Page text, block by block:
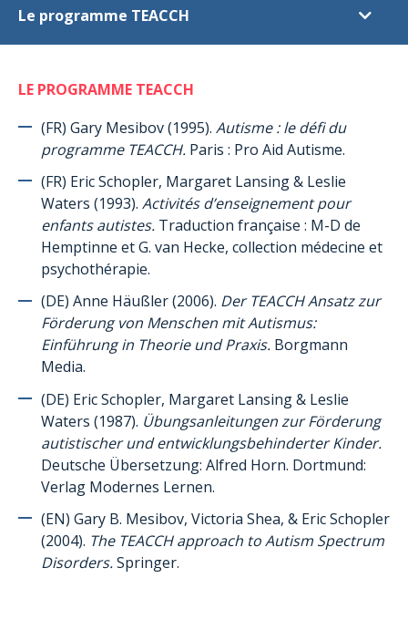
Ressources & Outils
Le programme TEACCH
Introduction
Autisme
Le syndrome d’Asperger (en général)
Le syndrome d’Asperger (chez les femmes et les filles)
Le programme TEACCH
ABA (Applied Behaviour Analysis) = Analyse appliquée du
comportement
Autonomie
Compétences sociales
Pragmatique du langage / Communication
Enseignement
Puberté/Sexualité
Sensorialité
Pour expliquer l’autisme à la personne présentant de l’autisme
Pour expliquer l’autisme aux frères et sœurs/pairs de l’enfant
présentant de l’autisme
Expériences et témoignages
LE PROGRAMME TEACCH
(FR) Gary Mesibov (1995). Autisme : le défi du
programme TEACCH. Paris : Pro Aid Autisme.
(FR) Eric Schopler, Margaret Lansing & Leslie
Waters (1993). Activités d’enseignement pour
enfants autistes. Traduction française : M-D de
Hemptinne et G. van Hecke, collection médecine et
psychothérapie.
(DE) Anne Häußler (2006). Der TEACCH Ansatz zur
Förderung von Menschen mit Autismus:
Einführung in Theorie und Praxis. Borgmann
Media.
(DE) Eric Schopler, Margaret Lansing & Leslie
Waters (1987). Übungsanleitungen zur Förderung
autistischer und entwicklungsbehinderter Kinder.
Deutsche Übersetzung: Alfred Horn. Dortmund:
Verlag Modernes Lernen.
(EN) Gary B. Mesibov, Victoria Shea, & Eric Schopler
(2004). The TEACCH approach to Autism Spectrum
Disorders.Springer.